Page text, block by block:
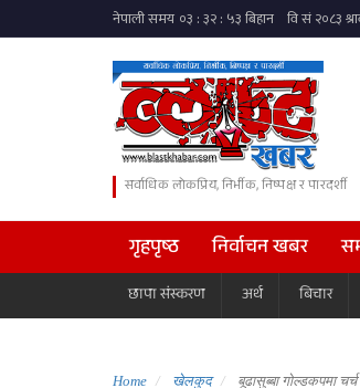
सर्वाधिक लोकप्रिय, निर्भीक, निष्पक्ष र पारदर्शी
गृहपृष्ठ निर्वाचन खबर
छापा संस्करण अर्थ बिचार
Home खेलकुद बूढासुब्बा गोल्डकपमा